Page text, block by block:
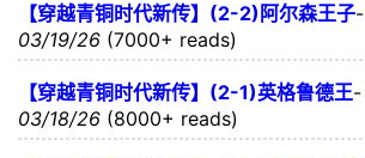
【穿越青铜时代新传】(2-2)阿尔森王子-
03/19/26 (7000+ reads)
【穿越青铜时代新传】(2-1)英格鲁德王-
03/18/26 (8000+ reads)